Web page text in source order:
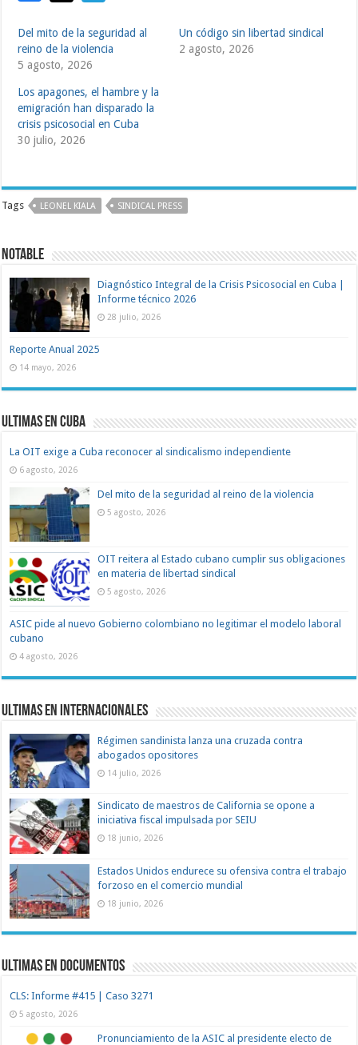
Del mito de la seguridad al
reino de la violencia
5 agosto, 2026
Un código sin libertad sindical
2 agosto, 2026
Los apagones, el hambre y la
emigración han disparado la
crisis psicosocial en Cuba
30 julio, 2026
Tags LEONEL KIALA SINDICAL PRESS
Notable
Diagnóstico Integral de la Crisis Psicosocial en Cuba |
Informe técnico 2026
28 julio, 2026
Reporte Anual 2025
14 mayo, 2026
Ultimas en Cuba
La OIT exige a Cuba reconocer al sindicalismo independiente
6 agosto, 2026
Del mito de la seguridad al reino de la violencia
5 agosto, 2026
OIT reitera al Estado cubano cumplir sus obligaciones
en materia de libertad sindical
5 agosto, 2026
ASIC pide al nuevo Gobierno colombiano no legitimar el modelo laboral
cubano
4 agosto, 2026
Ultimas en Internacionales
Régimen sandinista lanza una cruzada contra
abogados opositores
14 julio, 2026
Sindicato de maestros de California se opone a
iniciativa fiscal impulsada por SEIU
18 junio, 2026
Estados Unidos endurece su ofensiva contra el trabajo
forzoso en el comercio mundial
18 junio, 2026
Ultimas en documentos
CLS: Informe #415 | Caso 3271
5 agosto, 2026
Pronunciamiento de la ASIC al presidente electo de